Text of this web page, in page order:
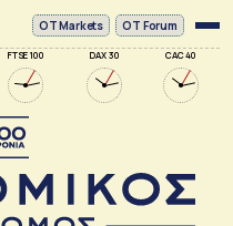
FTSE 100 DAX 30 CAC 40
ΟΤ Markets OT Forum